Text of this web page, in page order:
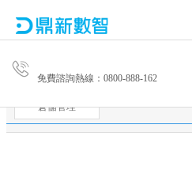
免費諮詢熱線：0800-888-162
倉儲管理